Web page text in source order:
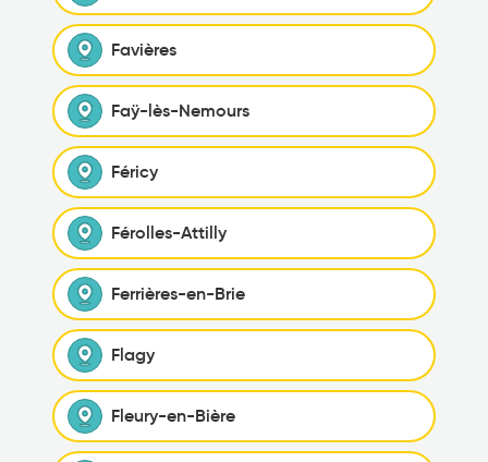
Favières
Faÿ-lès-Nemours
Féricy
Férolles-Attilly
Ferrières-en-Brie
Flagy
Fleury-en-Bière